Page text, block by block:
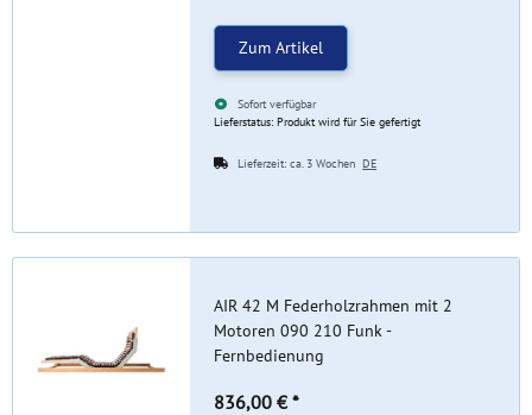
Zum Artikel
Sofort verfügbar
Lieferstatus: Produkt wird für Sie gefertigt
Lieferzeit:ca. 3 WochenDE
AIR 42 M Federholzrahmen mit 2
Motoren 090 210 Funk -
Fernbedienung
836,00 € *